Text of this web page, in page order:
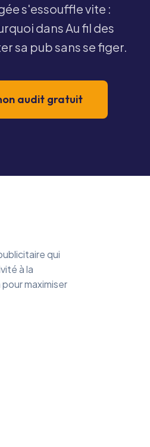
s'essouffle vite :
dansAu fil des
sa pub sans se figer.
audit gratuit
qui
à la
maximiser